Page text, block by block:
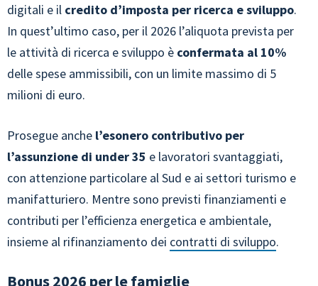
digitali e il credito d’imposta per ricerca e sviluppo.
In quest’ultimo caso, per il 2026 l’aliquota prevista per
le attività di ricerca e sviluppo è confermata al 10%
delle spese ammissibili, con un limite massimo di 5
milioni di euro.
Prosegue anche l’esonero contributivo per
l’assunzione di under 35 e lavoratori svantaggiati,
con attenzione particolare al Sud e ai settori turismo e
manifatturiero. Mentre sono previsti finanziamenti e
contributi per l’efficienza energetica e ambientale,
insieme al rifinanziamento dei contratti di sviluppo.
Bonus 2026 per le famiglie